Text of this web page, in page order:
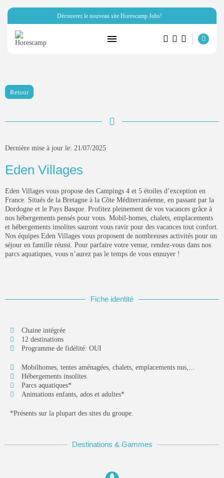
Découvrez le nouveau site Horescamp Jobs!
ARTICLES RÉCENTS
HORESCAMP
les métiers...
Campings
FnB Concept: la solution de
restauration...
23 SEPTEMBRE 2025
POPULAIRES!
Dossiers
Résidences de tourisme
6 Articles
DERNIERS AVIS
HORESCAMP 29 MARS 2025
20 DÉCEMBRE 2021
Retour
Dernière mise à jour le: 21/07/2025
Eden Villages
Eden Villages vous propose des Campings 4 et 5 étoiles d’exception en
France. Situés de la Bretagne à la Côte Méditerranéenne, en passant par la
Dordogne et le Pays Basque. Profitez pleinement de vos vacances grâce à
nos hébergements pensés pour vous. Mobil-homes, chalets, emplacements
et hébergements insolites sauront vous ravir pour des vacances tout confort.
Nos équipes Eden Villages vous proposent de nombreuses activités pour un
séjour en famille réussi. Pour parfaire votre venue, rendez-vous dans nos
parcs aquatiques, vous n’aurez pas le temps de vous ennuyer !
Fiche identité
Chaine intégrée
12 destinations
Programme de fidélité: OUI
Mobilhomes, tentes aménagées, chalets, emplacements nus,...
Hébergements insolites
Parcs aquatiques*
Animations enfants, ados et adultes*
*Présents sur la plupart des sites du groupe.
Destinations & Gammes